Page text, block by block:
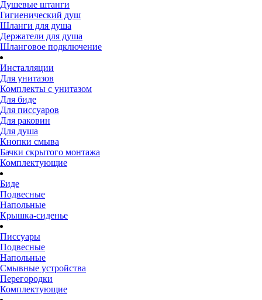
Душевые штанги
Гигиенический душ
Шланги для душа
Держатели для душа
Шланговое подключение
Инсталляции
Для унитазов
Комплекты с унитазом
Для биде
Для писсуаров
Для раковин
Для душа
Кнопки смыва
Бачки скрытого монтажа
Комплектующие
Биде
Подвесные
Напольные
Крышка-сиденье
Писсуары
Подвесные
Напольные
Смывные устройства
Перегородки
Комплектующие